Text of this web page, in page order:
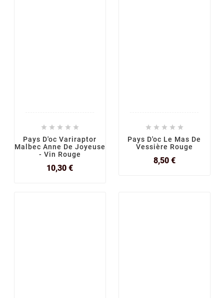
    
Pays D'oc Variraptor
Malbec Anne De Joyeuse
- Vin Rouge
10,30 €Prix
    
Pays D'oc Le Mas De
Vessière Rouge
8,50 €Prix